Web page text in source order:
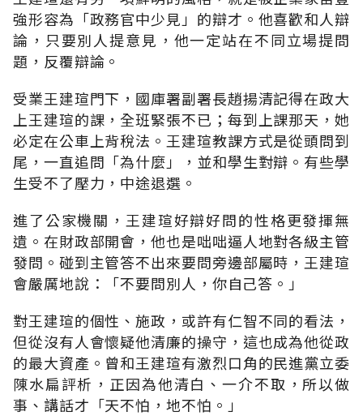
強形容為「政務官中少見」的辯才。他喜歡和人辯
論，只要別人提意見，他一定站在不同立場提問
題，反覆辯論。
受業王建瑄門下，國庫署副署長趙揚清記得在政大
上王建瑄的課，全班緊張不已；每到上課那天，她
必定在公車上背稅法。王建瑄教課方式是從頭問到
尾，一直追問「為什麼」，並和學生對辯。有些學
生受不了壓力，中途退選。
進了公家機關，王建瑄好辯好問的性格更發揮無
遺。在財政部開會，他也是咄咄逼人地對各級主管
發問。碰到主管答不出來要問旁邊部屬時，王建瑄
會嚴厲地說：「不要問別人，你自己答。」
對王建瑄的個性、施政，或許有仁智不同的看法，
但從沒有人會懷疑他清廉的操守，這也成為他從政
的最大資產。曾和王建瑄有激烈口角的民進黨立委
陳水扁評析，正因為他清白、一介不取，所以做
事、講話才「天不怕，地不怕。」